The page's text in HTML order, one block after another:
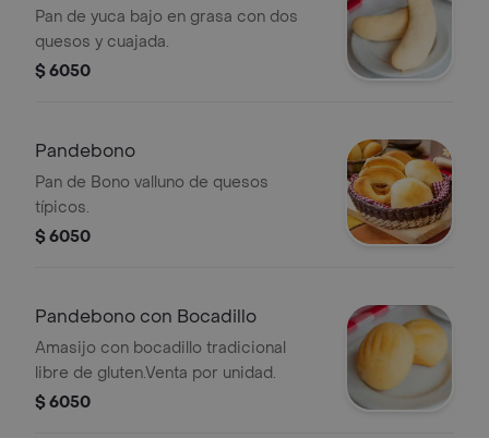
Pan de yuca bajo en grasa con dos
quesos y cuajada.
$ 6050
Pandebono
Pan de Bono valluno de quesos
típicos.
$ 6050
Pandebono con Bocadillo
Amasijo con bocadillo tradicional
libre de gluten.Venta por unidad.
$ 6050